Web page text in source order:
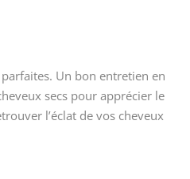
Un bon entretien en
secs pour apprécier le
l’éclat de vos cheveux